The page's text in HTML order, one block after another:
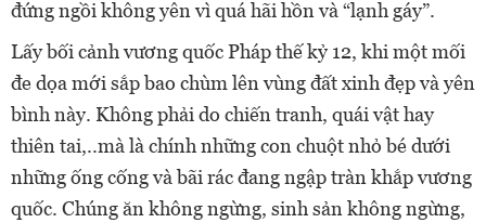
đứng ngồi không yên vì quá hãi hồn và “lạnh gáy”.
Lấy bối cảnh vương quốc Pháp thế kỷ 12, khi một mối
đe dọa mới sắp bao chùm lên vùng đất xinh đẹp và yên
bình này. Không phải do chiến tranh, quái vật hay
thiên tai,..mà là chính những con chuột nhỏ bé dưới
những ống cống và bãi rác đang ngập tràn khắp vương
quốc. Chúng ăn không ngừng, sinh sản không ngừng,